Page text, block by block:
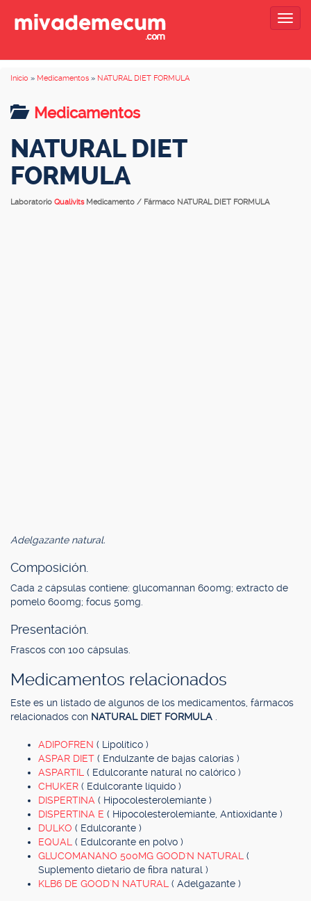
Inicio » Medicamentos » NATURAL DIET FORMULA
Medicamentos
NATURAL DIET
FORMULA
Laboratorio Qualivits Medicamento / Fármaco NATURAL DIET FORMULA
Adelgazante natural.
Composición.
Cada 2 cápsulas contiene: glucomannan 600mg; extracto de
pomelo 600mg; focus 50mg.
Presentación.
Frascos con 100 cápsulas.
Medicamentos relacionados
Este es un listado de algunos de los medicamentos, fármacos
relacionados con NATURAL DIET FORMULA
ADIPOFREN ( Lipolítico )
ASPAR DIET ( Endulzante de bajas calorías )
ASPARTIL ( Edulcorante natural no calórico )
CHUKER ( Edulcorante líquido )
DISPERTINA ( Hipocolesterolemiante )
DISPERTINA E ( Hipocolesterolemiante, Antioxidante )
DULKO ( Edulcorante )
EQUAL ( Edulcorante en polvo )
GLUCOMANANO 500MG GOOD'N NATURAL (
Suplemento dietario de fibra natural )
KLB6 DE GOOD`N NATURAL ( Adelgazante )